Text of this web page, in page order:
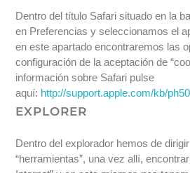
Dentro del título Safari situado en la
en Preferencias y seleccionamos el
en este apartado encontraremos las
configuración de la aceptación de
información sobre Safari pulse
aquí: http://support.apple.com/kb/
EXPLORER
Dentro del explorador hemos de
“herramientas”, una vez allí,